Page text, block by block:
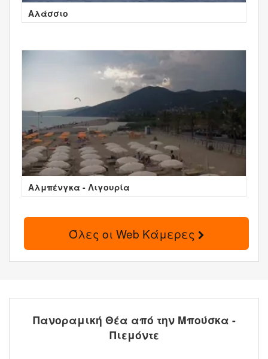
Αλάσσιο
Αλμπένγκα - Λιγουρία
Όλες οι Web Κάμερες
Πανοραμική Θέα από την Μπούσκα -
Πιεμόντε